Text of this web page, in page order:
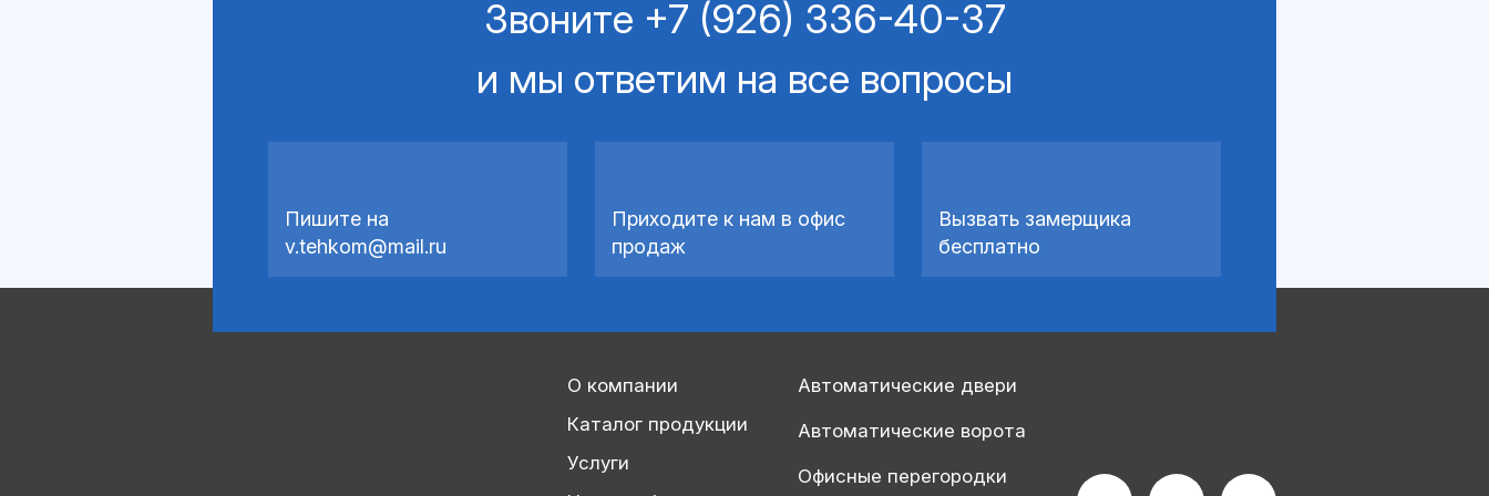
Звоните +7 (926) 336-40-37
и мы ответим на все вопросы
Пишите на
v.tehkom@mail.ru
Приходите к нам в офис
продаж
Вызвать замерщика
бесплатно
О компании
Каталог продукции
Услуги
Автоматические двери
Автоматические ворота
Офисные перегородки